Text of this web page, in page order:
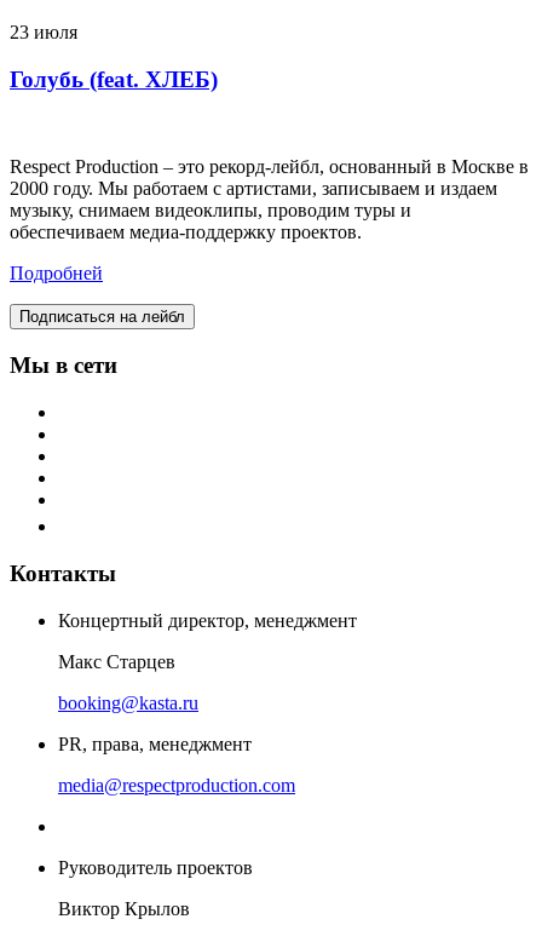
23 июля
Голубь (feat. ХЛЕБ)
Respect Production – это рекорд-лейбл, основанный в Москве в
2000 году. Мы работаем с артистами, записываем и издаем
музыку, снимаем видеоклипы, проводим туры и
обеспечиваем медиа-поддержку проектов.
Подробней
Подписаться на лейбл
Мы в сети
Контакты
Концертный директор, менеджмент
Макс Старцев
booking@kasta.ru
PR, права, менеджмент
media@respectproduction.com
Руководитель проектов
Виктор Крылов